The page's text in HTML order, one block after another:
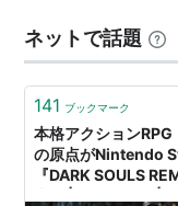
的な変貌を遂げた
の大きな転機だろ
ネットで話題
141 ブックマーク
本格アクションRPG
の原点がNintendo
『DARK SOULS